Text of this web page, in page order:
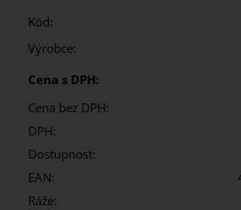
Kód:
Výrobce:
Cena s DPH:
Cena bez DPH:
DPH:
Dostupnost:
EAN:
Ráže: